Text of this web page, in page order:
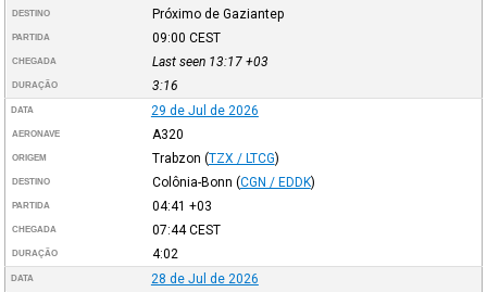
DESTINO Próximo de Gaziantep
PARTIDA 09:00 CEST
CHEGADA Last seen 13:17 +03
DURAÇÃO 3:16
DATA 29 de Jul de 2026
AERONAVE A320
ORIGEM Trabzon (TZX / LTCG)
DESTINO Colônia-Bonn (CGN / EDDK)
PARTIDA 04:41 +03
CHEGADA 07:44CEST
DURAÇÃO 4:02
DATA 28 de Jul de 2026